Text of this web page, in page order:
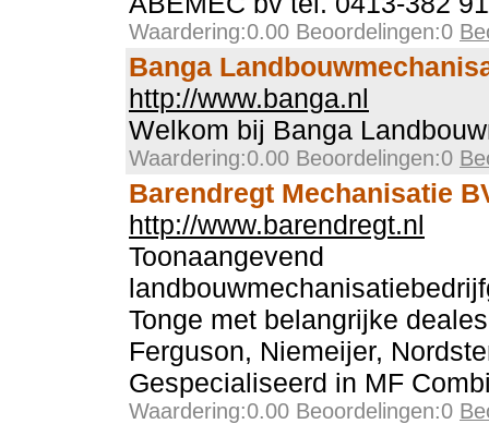
Waardering:0.00 Beoordelingen:0
Banga
http://www.banga.nl
Welkom bij Banga
Waardering:0.00 Beoordelingen:0
Barendregt Mechanisatie
http://www.barendregt.nl
Toonaangevend
Tonge met belangrijke
Ferguson, Niemeijer,
Gespecialiseerd in MF
Waardering:0.00 Beoordelingen:0